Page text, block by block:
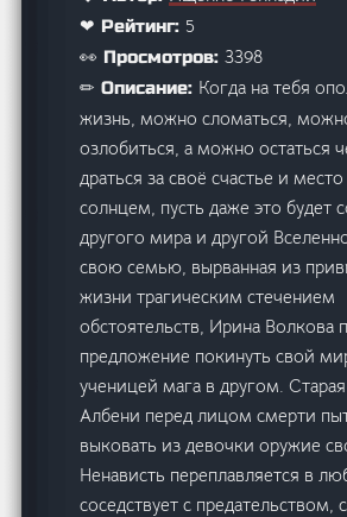
❤ Рейтинг: 5
👀 Просмотров:3398
✏ Описание: Когда на тебя
жизнь, можно сломаться,
озлобиться, а можно остаться
драться за своё счастье и
солнцем, пусть даже это будет
другого мира и другой
свою семью, вырванная из
жизни трагическим стечением
обстоятельств, Ирина Волкова
предложение покинуть свой
ученицей мага в другом.
Албени перед лицом смерти
выковать из девочки оружие
Ненависть переплавляется в
соседствует с предательством,